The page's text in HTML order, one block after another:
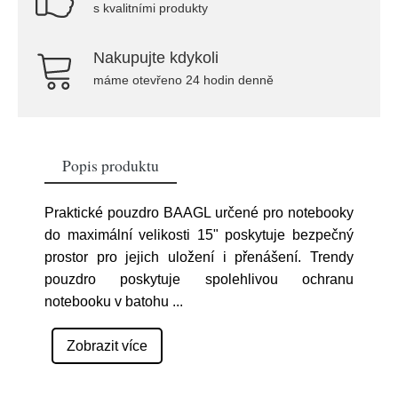
s kvalitními produkty
Nakupujte kdykoli
máme otevřeno 24 hodin denně
Popis produktu
Praktické pouzdro BAAGL určené pro notebooky
do maximální velikosti 15" poskytuje bezpečný
prostor pro jejich uložení i přenášení. Trendy
pouzdro poskytuje spolehlivou ochranu
notebooku v batohu ...
Zobrazit více